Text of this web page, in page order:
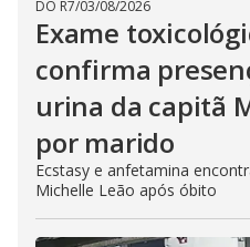
DO R7/03/08/2026
Exame
confirma
urina da capitã
por marido
Ecstasy e anfetamina
Michelle Leão após óbito